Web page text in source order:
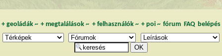
+ geoládák~ +megtalálások ~ + felhasználók~ + poi~ fórum FAQ belépés